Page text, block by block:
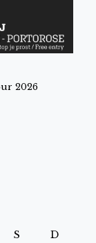
2026
S D